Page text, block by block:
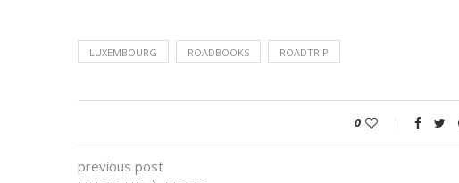
LUXEMBOURG ROADBOOKS ROADTRIP
0
previous post